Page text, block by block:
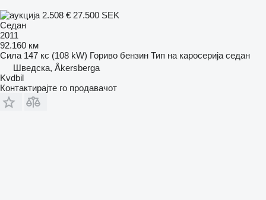
2.508 € 27.500 SEK
Седан
2011
92.160 км
Сила 147 кс (108 kW) Гориво бензин Тип на каросерија седан
Шведска, Åkersberga
Kvdbil
Контактирајте го продавачот